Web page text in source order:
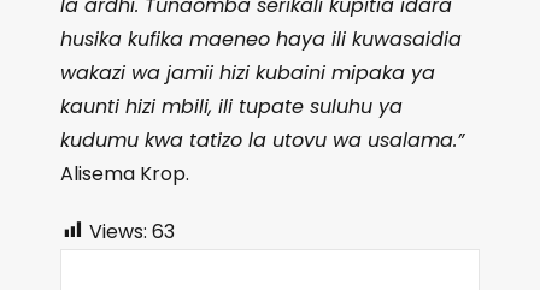
husika kufika maeneo haya ili kuwasaidia
wakazi wa jamii hizi kubaini mipaka ya
kaunti hizi mbili, ili tupate suluhu ya
kudumu kwa tatizo la utovu wa usalama.”
Alisema Krop.
Views: 63